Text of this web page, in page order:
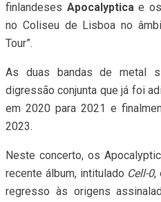
finlandeses Apocalypticae os
no Coliseu de Lisboa no
Tour”.
As duas bandas de metal
digressão conjunta que já foi
em 2020 para 2021 e
2023.
Neste concerto, os
recente álbum, intitulado Cell-0,
regresso às origens